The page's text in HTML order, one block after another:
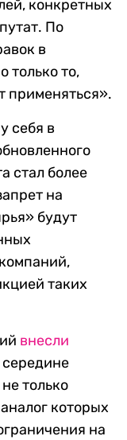
конкретных
По
в
только то,
применяться».
себя в
стал более
на
будут
таких
внесли
середине
только
которых
на